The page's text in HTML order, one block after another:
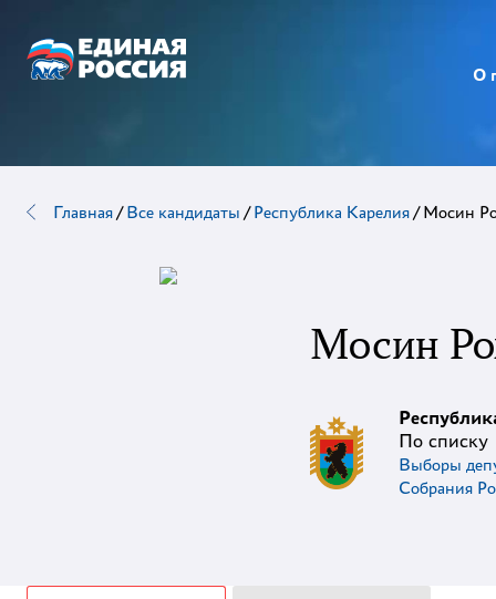
О
Главная/Все кандидаты /Республика Карелия/Мосин
Мосин
По списку
Выборы
Собрания